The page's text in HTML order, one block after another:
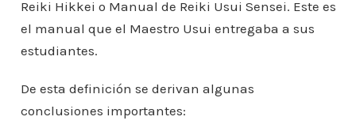
Reiki Hikkei o Manual de Reiki Usui Sensei. Este es
el manual que el Maestro Usui entregaba a sus
estudiantes.
De esta definición se derivan algunas
conclusiones importantes: